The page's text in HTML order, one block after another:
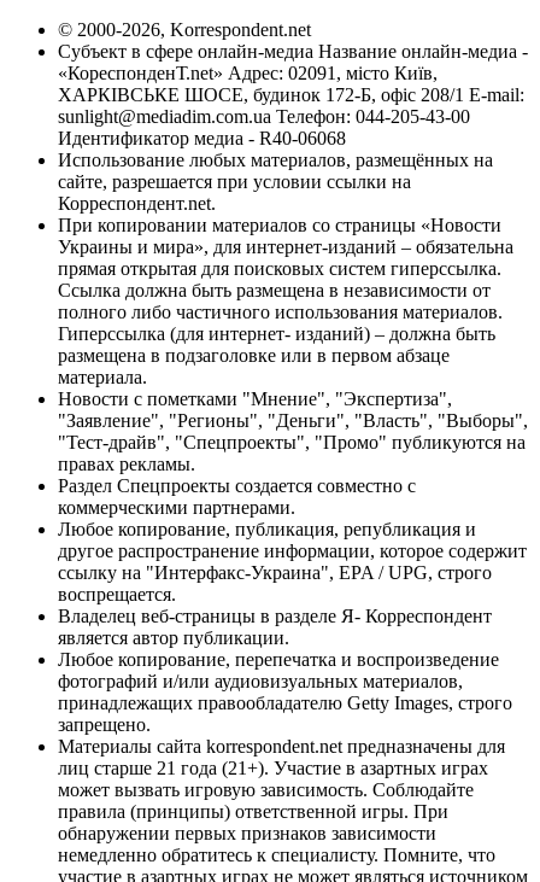
© 2000-2026, Korrespondent.net
Субъект в сфере онлайн-медиа Название онлайн-медиа -
«КореспонденТ.net» Адрес: 02091, місто Київ,
ХАРКІВСЬКЕ ШОСЕ, будинок 172-Б, офіс 208/1 E-mail:
sunlight@mediadim.com.ua Телефон: 044-205-43-00
Идентификатор медиа - R40-06068
Использование любых материалов, размещённых на
сайте, разрешается при условии ссылки на
Корреспондент.net.
При копировании материалов со страницы «Новости
Украины и мира», для интернет-изданий – обязательна
прямая открытая для поисковых систем гиперссылка.
Ссылка должна быть размещена в независимости от
полного либо частичного использования материалов.
Гиперссылка (для интернет- изданий) – должна быть
размещена в подзаголовке или в первом абзаце
материала.
Новости с пометками "Мнение", "Экспертиза",
"Заявление", "Регионы", "Деньги", "Власть", "Выборы",
"Тест-драйв", "Спецпроекты", "Промо" публикуются на
правах рекламы.
Раздел Спецпроекты создается совместно с
коммерческими партнерами.
Любое копирование, публикация, републикация и
другое распространение информации, которое содержит
ссылку на "Интерфакс-Украина", EPA / UPG, строго
воспрещается.
Владелец веб-страницы в разделе Я- Корреспондент
является автор публикации.
Любое копирование, перепечатка и воспроизведение
фотографий и/или аудиовизуальных материалов,
принадлежащих правообладателю Getty Images, строго
запрещено.
Материалы сайта korrespondent.net предназначены для
лиц старше 21 года (21+). Участие в азартных играх
может вызвать игровую зависимость. Соблюдайте
правила (принципы) ответственной игры. При
обнаружении первых признаков зависимости
немедленно обратитесь к специалисту. Помните, что
участие в азартных играх не может являться источником